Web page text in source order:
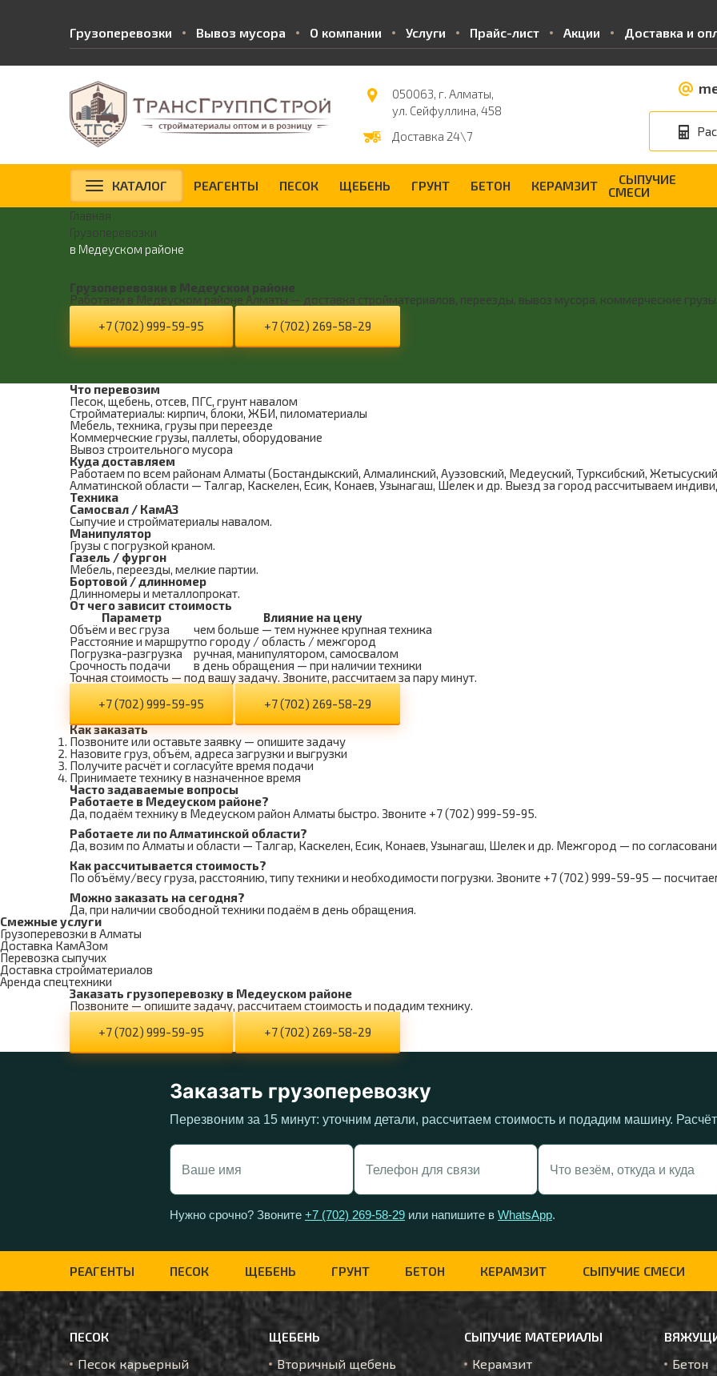
Грузоперевозки Вывоз мусора О компании Услуги Прайс-лист Акции Доставка и
050063, г. Алматы,
ул. Сейфуллина, 458
Доставка 24\7
КАТАЛОГ РЕАГЕНТЫ ПЕСОК ЩЕБЕНЬ ГРУНТ БЕТОН КЕРАМЗИТ
СЫПУЧИЕ
СМЕСИ
Главная
Грузоперевозки
в Медеуском районе
Грузоперевозки в Медеуском районе
Работаем в Медеуском районе Алматы — доставка стройматериалов, переезды, вывоз мусора, коммерческие грузы.
+7 (702) 999-59-95
+7 (702) 269-58-29
Что перевозим
Песок, щебень, отсев, ПГС, грунт навалом
Стройматериалы: кирпич, блоки, ЖБИ, пиломатериалы
Мебель, техника, грузы при переезде
Коммерческие грузы, паллеты, оборудование
Вывоз строительного мусора
Куда доставляем
Работаем по всем районам Алматы (Бостандыкский, Алмалинский, Ауэзовский, Медеуский, Турксибский,
Алматинской области — Талгар, Каскелен, Есик, Конаев, Узынагаш, Шелек и др. Выезд за город рассчитываем
Техника
Самосвал / КамАЗ
Сыпучие и стройматериалы навалом.
Манипулятор
Грузы с погрузкой краном.
Газель / фургон
Мебель, переезды, мелкие партии.
Бортовой / длинномер
Длинномеры и металлопрокат.
От чего зависит стоимость
Параметр
Влияние на цену
Объём и вес груза
чем больше — тем нужнее крупная техника
Расстояние и маршрутпо городу / область / межгород
Погрузка-разгрузка
ручная, манипулятором, самосвалом
Срочность подачи
в день обращения — при наличии техники
Точная стоимость — под вашу задачу. Звоните, рассчитаем за пару минут.
+7 (702) 999-59-95
+7 (702) 269-58-29
Как заказать
Позвоните или оставьте заявку — опишите задачу
Назовите груз, объём, адреса загрузки и выгрузки
Получите расчёт и согласуйте время подачи
Принимаете технику в назначенное время
Часто задаваемые вопросы
Работаете в Медеуском районе?
Да, подаём технику в Медеуском район Алматы быстро. Звоните +7 (702) 999-59-95.
Работаете ли по Алматинской области?
Да, возим по Алматы и области — Талгар, Каскелен, Есик, Конаев, Узынагаш, Шелек и др. Межгород — по
Как рассчитывается стоимость?
По объёму/весу груза, расстоянию, типу техники и необходимости погрузки. Звоните +7 (702) 999-59-95 —
Можно заказать на сегодня?
Да, при наличии свободной техники подаём в день обращения.
Смежные услуги
Грузоперевозки в Алматы
Доставка КамАЗом
Перевозка сыпучих
Доставка стройматериалов
Аренда спецтехники
Заказать грузоперевозку в Медеуском районе
Позвоните — опишите задачу, рассчитаем стоимость и подадим технику.
+7 (702) 999-59-95
+7 (702) 269-58-29
Заказать грузоперевозку
Перезвоним за 15 минут: уточним детали, рассчитаем стоимость и подадим машину.
Нужно срочно? Звоните +7 (702) 269-58-29 или напишите в WhatsApp.
РЕАГЕНТЫ ПЕСОК ЩЕБЕНЬ ГРУНТ БЕТОН КЕРАМЗИТ СЫПУЧИЕ СМЕСИ
ПЕСОК
Песок карьерный
ЩЕБЕНЬ
Вторичный щебень
СЫПУЧИЕ МАТЕРИАЛЫ
Керамзит
Бетон